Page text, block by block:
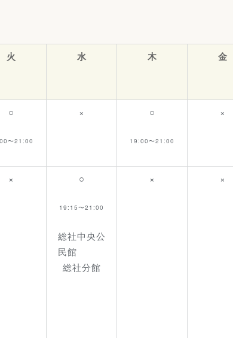
火 水 木 金
○
〜21:00
× ○
19:00〜21:00
×
× ○
19:15〜21:00
総社中央公
民館
総社分館
× ×